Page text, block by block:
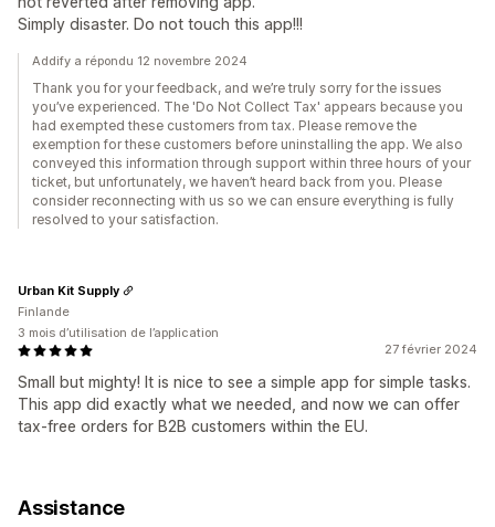
Simply disaster. Do not touch this app!!!
Addify a répondu 12 novembre 2024
Thank you for your feedback, and we’re truly sorry for the issues
you’ve experienced. The 'Do Not Collect Tax' appears because you
had exempted these customers from tax. Please remove the
exemption for these customers before uninstalling the app. We also
conveyed this information through support within three hours of your
ticket, but unfortunately, we haven’t heard back from you. Please
consider reconnecting with us so we can ensure everything is fully
resolved to your satisfaction.
27 février 2024
Small but mighty! It is nice to see a simple app for simple tasks.
This app did exactly what we needed, and now we can offer
tax-free orders for B2B customers within the EU.
Urban Kit Supply
Finlande
3 mois d’utilisation de l’application
Assistance